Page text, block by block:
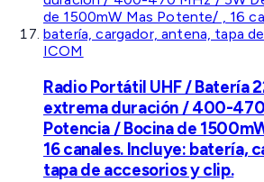
ICOM
Radio Portátil UHF / Batería
extrema duración / 400-470
Potencia / Bocina de
16 canales. Incluye: batería,
tapa de accesorios y clip.